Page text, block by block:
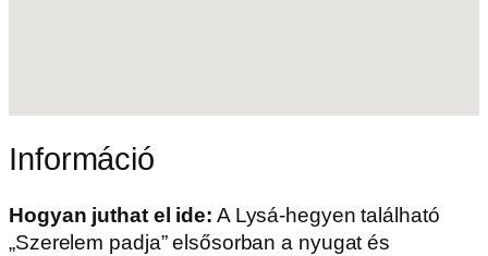
Információ
Hogyan juthat el ide: A Lysá-hegyen található
„Szerelem padja” elsősorban a nyugat és